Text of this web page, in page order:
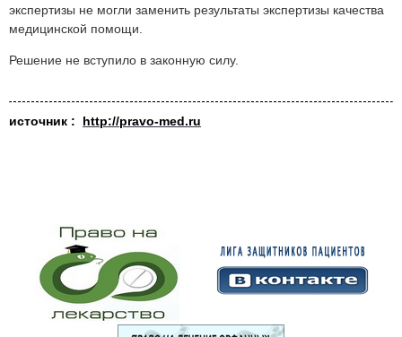
экспертизы не могли заменить результаты экспертизы качества
медицинской помощи.
Решение не вступило в законную силу.
источник : http://pravo-med.ru